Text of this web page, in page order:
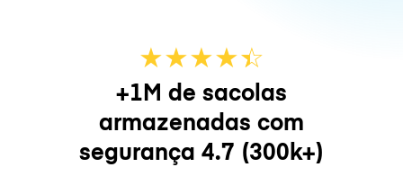
★★★★☆
★
+1M de sacolas
armazenadas com
segurança 4.7 (300k+)